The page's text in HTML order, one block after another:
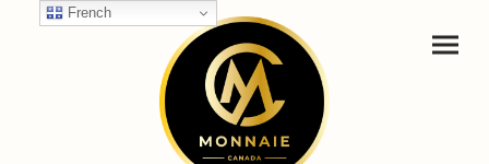
French